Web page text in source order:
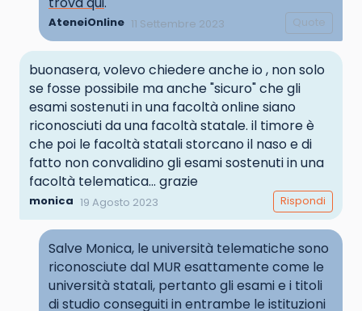
AteneiOnline 11 Settembre 2023 Quote
buonasera, volevo chiedere anche io , non solo
se fosse possibile ma anche "sicuro" che gli
esami sostenuti in una facoltà online siano
riconosciuti da una facoltà statale. il timore è
che poi le facoltà statali storcano il naso e di
fatto non convalidino gli esami sostenuti in una
facoltà telematica... grazie
monica 19 Agosto 2023 Rispondi
Salve Monica, le università telematiche sono
riconosciute dal MUR esattamente come le
università statali, pertanto gli esami e i titoli
di studio conseguiti in entrambe le istituzioni